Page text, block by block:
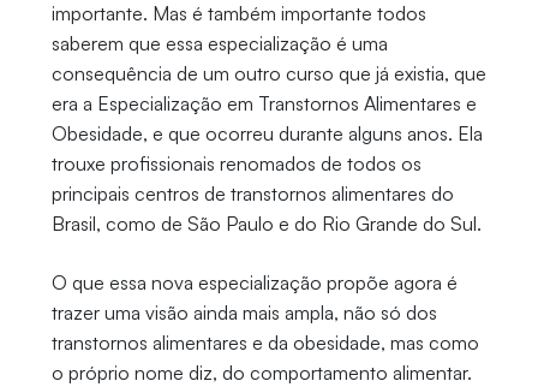
importante. Mas é também importante todos
saberem que essa especialização é uma
consequência de um outro curso que já existia, que
era a Especialização em Transtornos Alimentares e
Obesidade, e que ocorreu durante alguns anos. Ela
trouxe profissionais renomados de todos os
principais centros de transtornos alimentares do
Brasil, como de São Paulo e do Rio Grande do Sul.
O que essa nova especialização propõe agora é
trazer uma visão ainda mais ampla, não só dos
transtornos alimentares e da obesidade, mas como
o próprio nome diz, do comportamento alimentar.